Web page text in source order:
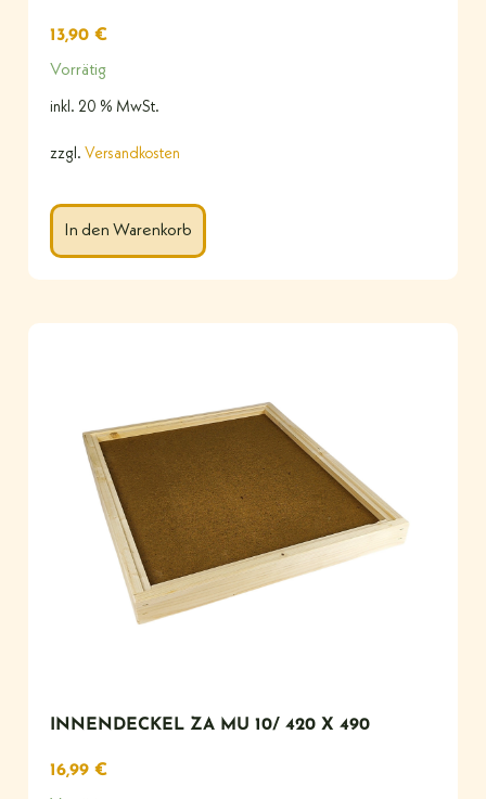
13,90 €
Vorrätig
inkl. 20 % MwSt.
zzgl. Versandkosten
In den Warenkorb
INNENDECKEL ZA MU 10/ 420 X 490
16,99 €